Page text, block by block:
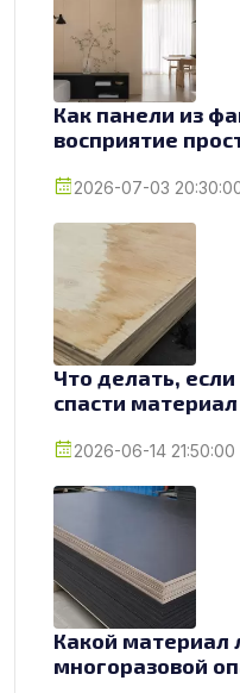
Как панели из
восприятие
2026-07-03
Что делать,
спасти
2026-06-14 21:50:00
Какой материал
многоразовой